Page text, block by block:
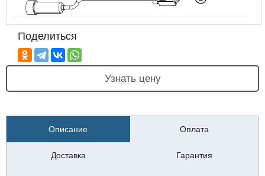
Поделиться
Узнать цену
Описание Оплата
Доставка Гарантия